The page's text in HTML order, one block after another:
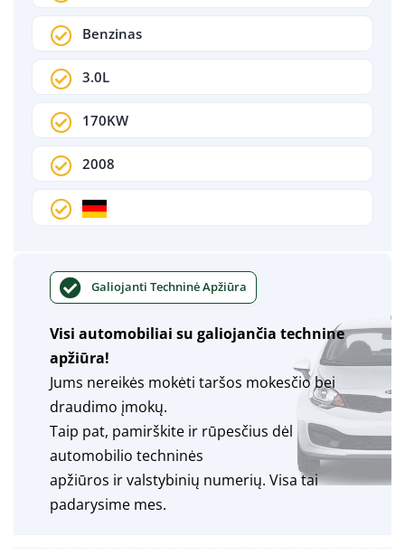
Benzinas
3.0L
170KW
2008
Galiojanti Techninė Apžiūra
Visi automobiliai su galiojančia technine
apžiūra!
Jums nereikės mokėti taršos mokesčio bei
draudimo įmokų.
Taip pat, pamirškite ir rūpesčius dėl
automobilio techninės
apžiūros ir valstybinių numerių. Visa tai
padarysime mes.